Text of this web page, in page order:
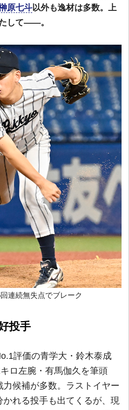
原七斗以外も逸材は多数。上
して――。
連続無失点でブレーク
投手
評価の青学大・鈴木泰成
ロ左腕・有馬伽久を筆頭
候補が多数。ラストイヤー
れる投手も出てくるが、現